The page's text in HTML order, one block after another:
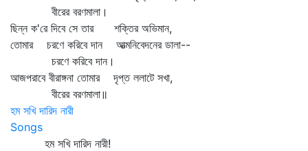
বীরের বরণমালা।
ছিন্ন ক'রে দিবে সে তার শক্তির অভিমান,
তোমার চরণে করিবে দান আত্মনিবেদনের ডালা--
চরণে করিবে দান।
আজপরাবে বীরাঙ্গনা তোমার দৃপ্ত ললাটে সখা,
বীরের বরণমালা॥
হম সখি দারিদ নারী
Songs
হম সখি দারিদ নারী!